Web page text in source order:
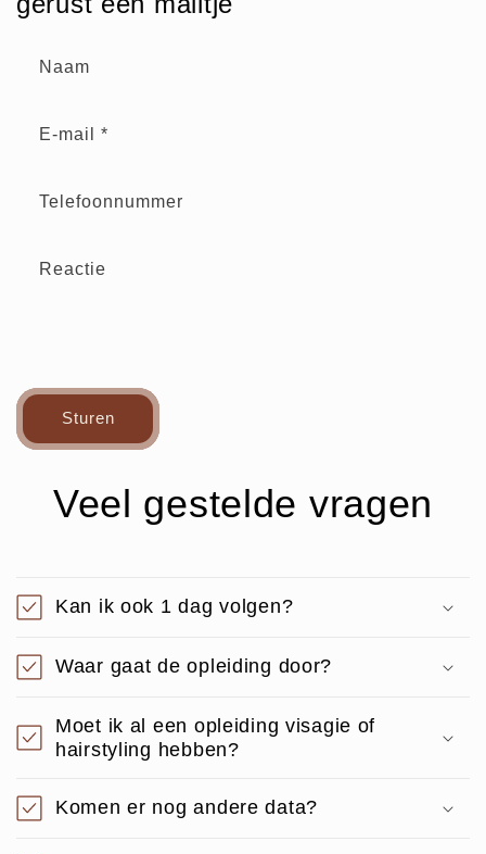
Naam
E‑mail *
Telefoonnummer
Reactie
Sturen
Veel gestelde vragen
Kan ik ook 1 dag volgen?
Waar gaat de opleiding door?
Moet ik al een opleiding visagie of
hairstyling hebben?
Komen er nog andere data?